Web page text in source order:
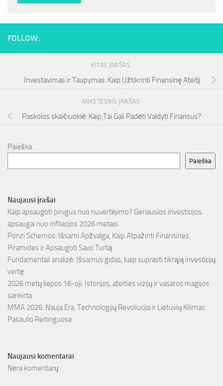
FOLLOW:
KITAS ĮRAŠAS
Investavimas ir Taupymas: Kaip Užtikrinti Finansinę Ateitį
ANKSTESNIS ĮRAŠAS
Paskolos skaičiuoklė: Kaip Tai Gali Padėti Valdyti Finansus?
Paieška
Paieška
Naujausi įrašai
Kaip apsaugoti pinigus nuo nuvertėjimo? Geriausios investicijos
apsaugai nuo infliacijos 2026 metais
Ponzi Schemos: Išsami Apžvalga, Kaip Atpažinti Finansines
Piramides ir Apsaugoti Savo Turtą
Fundamentali analizė: Išsamus gidas, kaip suprasti tikrąją investicijų
vertę
2026 metų liepos 16-oji: Istorijos, ateities vizijų ir vasaros magijos
sankirta
MMA 2026: Nauja Era, Technologijų Revoliucija ir Lietuvių Kilimas
Pasaulio Reitinguose
Naujausi komentarai
Nėra komentarų.